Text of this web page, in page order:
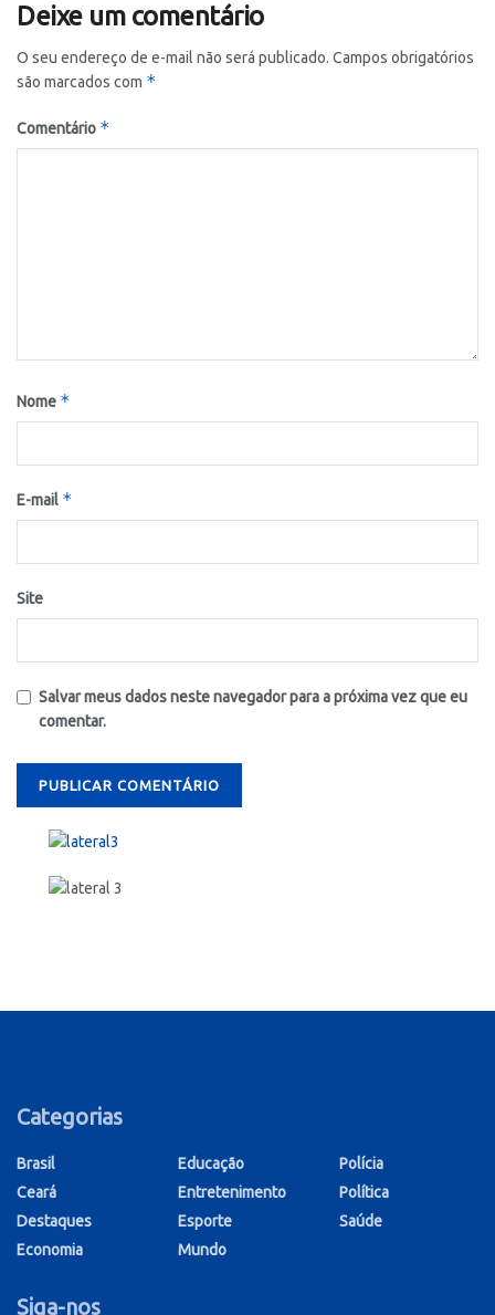
Deixe um comentário
O seu endereço de e-mail não será publicado. Campos obrigatórios
são marcados com *
Comentário *
Nome *
E-mail *
Site
Salvar meus dados neste navegador para a próxima vez que eu
comentar.
Categorias
Brasil
Ceará
Destaques
Economia
Educação
Entretenimento
Esporte
Mundo
Polícia
Política
Saúde
Siga-nos